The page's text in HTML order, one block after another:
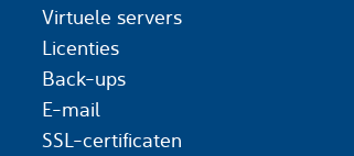
Virtuele servers
Licenties
Back-ups
E-mail
SSL-certificaten